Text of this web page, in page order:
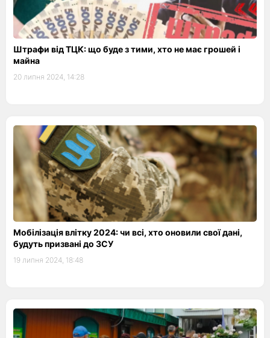
Штрафи від ТЦК: що буде з тими, хто не має грошей і
майна
20 липня 2024, 14:28
Мобілізація влітку 2024: чи всі, хто оновили свої дані,
будуть призвані до ЗСУ
19 липня 2024, 18:48